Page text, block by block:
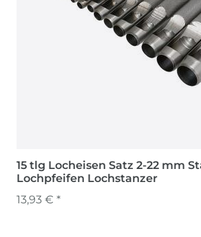
15 tlg Locheisen Satz 2-22 mm
Lochpfeifen Lochstanzer
13,93 € *